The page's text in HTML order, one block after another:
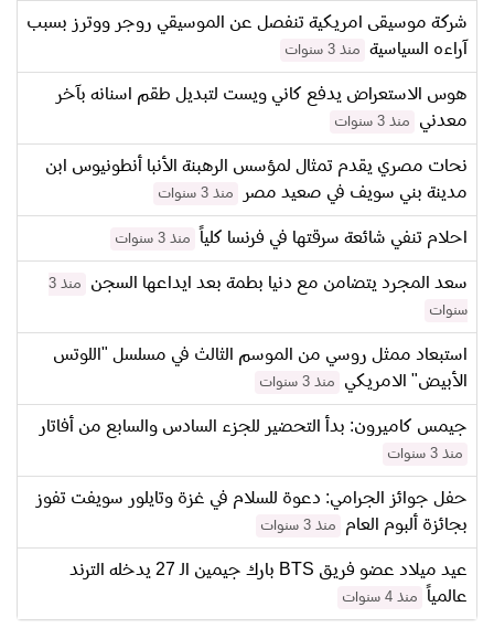
شركة موسيقى امريكية تنفصل عن الموسيقي روجر ووترز بسبب
آراءه السياسية
منذ 3 سنوات
هوس الاستعراض يدفع كاني ويست لتبديل طقم اسنانه بآخر
معدني
منذ 3 سنوات
نحات مصري يقدم تمثال لمؤسس الرهبنة الأنبا أنطونيوس ابن
مدينة بني سويف في صعيد مصر
منذ 3 سنوات
احلام تنفي شائعة سرقتها في فرنسا كلياً منذ 3 سنوات
سعد المجرد يتضامن مع دنيا بطمة بعد ايداعها السجن
منذ 3
سنوات
استبعاد ممثل روسي من الموسم الثالث في مسلسل "اللوتس
الأبيض" الامريكي
منذ 3 سنوات
جيمس كاميرون: بدأ التحضير للجزء السادس والسابع من أفاتار
منذ 3 سنوات
حفل جوائز الجرامي: دعوة للسلام في غزة وتايلور سويفت تفوز
بجائزة ألبوم العام
منذ 3 سنوات
عيد ميلاد عضو فريق BTS بارك جيمين الـ 27 يدخله الترند
عالمياً
منذ 4 سنوات